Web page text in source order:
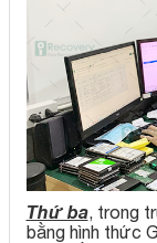
Thứ ba, trong
bằng hình thức